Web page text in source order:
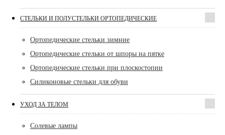
СТЕЛЬКИ И ПОЛУСТЕЛЬКИ ОРТОПЕДИЧЕСКИЕ
Ортопедические стельки зимние
Ортопедические стельки от шпоры на пятке
Ортопедические стельки при плоскостопии
Силиконовые стельки для обуви
УХОД ЗА ТЕЛОМ
Солевые лампы